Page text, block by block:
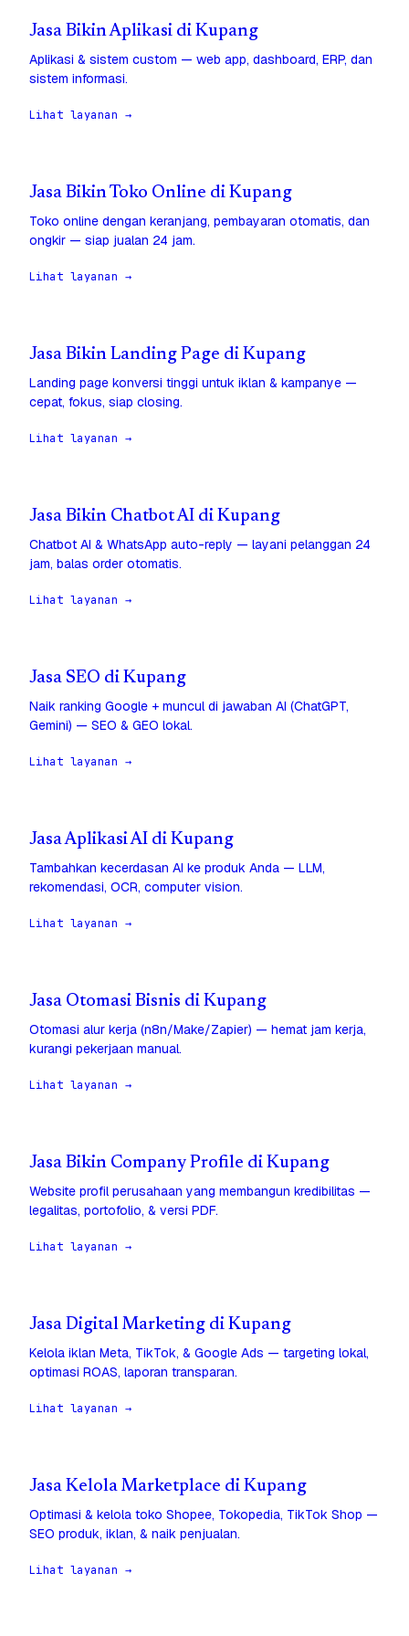
Jasa Bikin Aplikasi di Kupang
Aplikasi & sistem custom — web app, dashboard, ERP, dan
sistem informasi.
Lihat layanan →
Jasa Bikin Toko Online di Kupang
Toko online dengan keranjang, pembayaran otomatis, dan
ongkir — siap jualan 24 jam.
Lihat layanan →
Jasa Bikin Landing Page di Kupang
Landing page konversi tinggi untuk iklan & kampanye —
cepat, fokus, siap closing.
Lihat layanan →
Jasa Bikin Chatbot AI di Kupang
Chatbot AI & WhatsApp auto-reply — layani pelanggan 24
jam, balas order otomatis.
Lihat layanan →
Jasa SEO di Kupang
Naik ranking Google + muncul di jawaban AI (ChatGPT,
Gemini) — SEO & GEO lokal.
Lihat layanan →
Jasa Aplikasi AI di Kupang
Tambahkan kecerdasan AI ke produk Anda — LLM,
rekomendasi, OCR, computer vision.
Lihat layanan →
Jasa Otomasi Bisnis di Kupang
Otomasi alur kerja (n8n/Make/Zapier) — hemat jam kerja,
kurangi pekerjaan manual.
Lihat layanan →
Jasa Bikin Company Profile di Kupang
Website profil perusahaan yang membangun kredibilitas —
legalitas, portofolio, & versi PDF.
Lihat layanan →
Jasa Digital Marketing di Kupang
Kelola iklan Meta, TikTok, & Google Ads — targeting lokal,
optimasi ROAS, laporan transparan.
Lihat layanan →
Jasa Kelola Marketplace di Kupang
Optimasi & kelola toko Shopee, Tokopedia, TikTok Shop —
SEO produk, iklan, & naik penjualan.
Lihat layanan →